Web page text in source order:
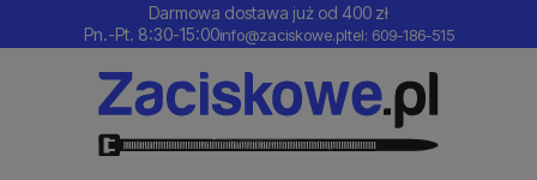
Darmowa dostawa już od 400 zł
Pn.-Pt. 8:30-15:00info@zaciskowe.pltel: 609-186-515